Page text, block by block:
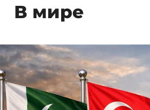
В мире